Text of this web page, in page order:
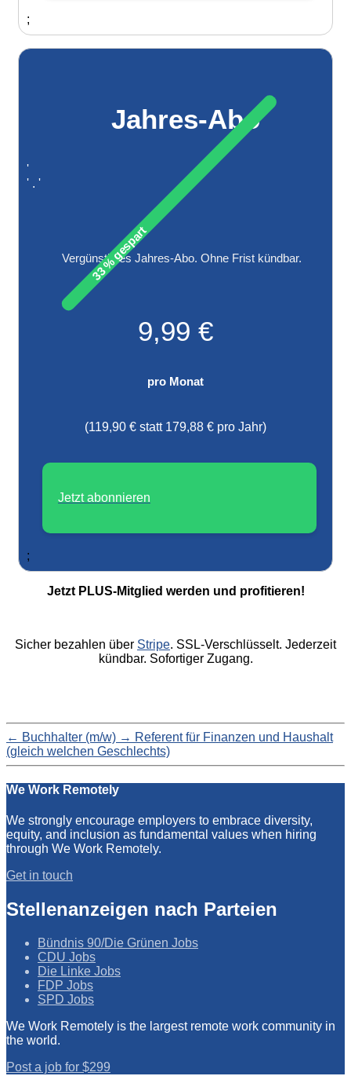
;
Jahres-Abo
'
' . '
33 % gespart
Vergünstigtes Jahres-Abo. Ohne Frist kündbar.
9,99 €
pro Monat
(119,90 € statt 179,88 € pro Jahr)
Jetzt abonnieren
;
Jetzt PLUS-Mitglied werden und profitieren!
Sicher bezahlen über Stripe. SSL-Verschlüsselt. Jederzeit
kündbar. Sofortiger Zugang.
← Buchhalter (m/w) → Referent für Finanzen und Haushalt
(gleich welchen Geschlechts)
We Work Remotely
We strongly encourage employers to embrace diversity,
equity, and inclusion as fundamental values when hiring
through We Work Remotely.
Get in touch
Stellenanzeigen nach Parteien
Bündnis 90/Die Grünen Jobs
CDU Jobs
Die Linke Jobs
FDP Jobs
SPD Jobs
We Work Remotely is the largest remote work community in
the world.
Post a job for $299